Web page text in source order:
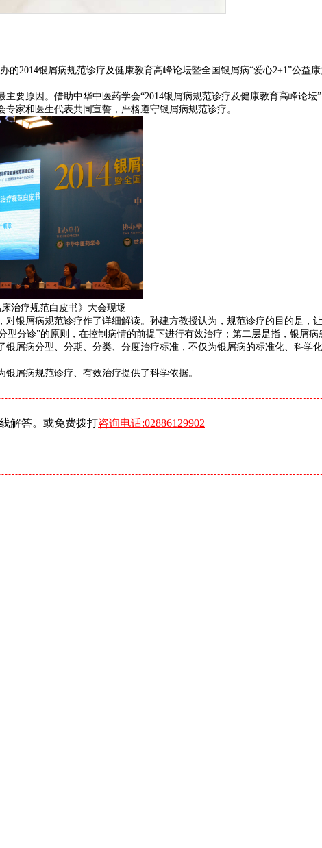
2014银屑病规范诊疗及健康教育高峰论坛暨全国银屑病“爱心2+1”公益
要原因。借助中华中医药学会“2014银屑病规范诊疗及健康教育高峰论
家和医生代表共同宣誓，严格遵守银屑病规范诊疗。
治疗规范白皮书》大会现场
银屑病规范诊疗作了详细解读。孙建方教授认为，规范诊疗的目的是，
分诊”的原则，在控制病情的前提下进行有效治疗；第二层是指，银屑
屑病分型、分期、分类、分度治疗标准，不仅为银屑病的标准化、科学
屑病规范诊疗、有效治疗提供了科学依据。
解答。或免费拨打咨询电话:02886129902